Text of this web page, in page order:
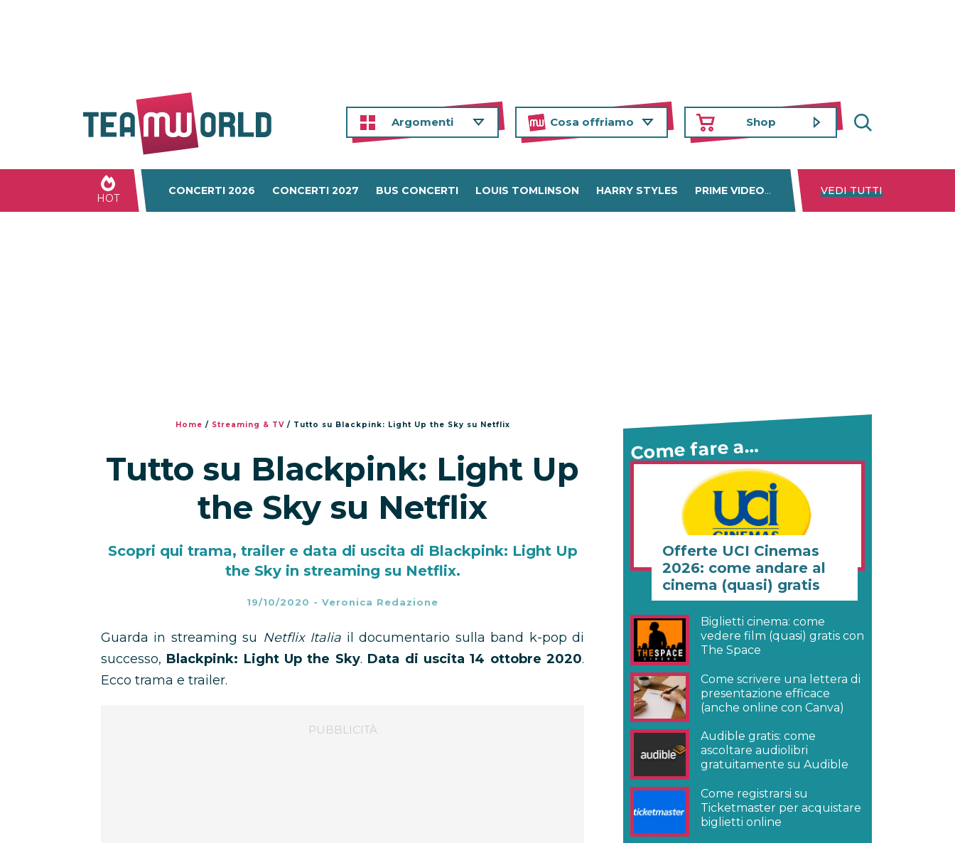
Argomenti Cosa offriamo Shop
HOT
CONCERTI 2026 CONCERTI 2027 BUS CONCERTI LOUIS TOMLINSON HARRY STYLES PRIME VIDEO DISNEY+ NETFLIX
VEDI TUTTI
Home / Streaming & TV/ Tutto su Blackpink: Light Up the Sky su Netflix
Tutto su Blackpink: Light Up
the Sky su Netflix
Scopri qui trama, trailer e data di uscita di Blackpink: Light Up
the Sky in streaming su Netflix.
19/10/2020 - Veronica Redazione
Guarda in streaming su Netflix Italia il documentario sulla band k-pop di
successo, Blackpink: Light Up the Sky. Data di uscita 14 ottobre 2020.
Ecco trama e trailer.
Come fare a…
Offerte UCI Cinemas
2026: come andare al
cinema (quasi) gratis
Biglietti cinema: come
vedere film (quasi) gratis con
The Space
Come scrivere una lettera di
presentazione efficace
(anche online con Canva)
Audible gratis: come
ascoltare audiolibri
gratuitamente su Audible
Come registrarsi su
Ticketmaster per acquistare
biglietti online